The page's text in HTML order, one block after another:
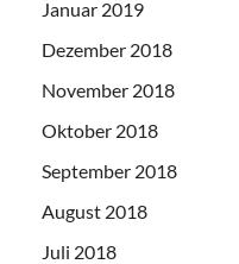
Januar 2019
Dezember 2018
November 2018
Oktober 2018
September 2018
August 2018
Juli 2018